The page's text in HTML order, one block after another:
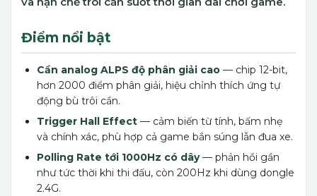
Điểm nổi bật
Cần analog ALPS độ phân giải cao — chip 12-bit,
hơn 2000 điểm phân giải, hiệu chỉnh thích ứng tự
động bù trôi cần.
Trigger Hall Effect — cảm biến từ tính, bấm nhẹ
và chính xác, phù hợp cả game bắn súng lẫn đua xe.
Polling Rate tới 1000Hz có dây— phản hồi gần
như tức thời khi thi đấu, còn 200Hz khi dùng dongle
2.4G.